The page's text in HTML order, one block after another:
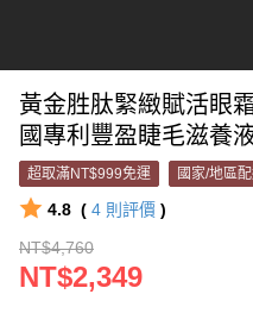
黃金胜肽緊緻賦活眼
國專利豐盈睫毛滋養
超取滿NT$999免運 國家/地區
4.8 ( 4 則評價 )
NT$4,760
NT$2,349